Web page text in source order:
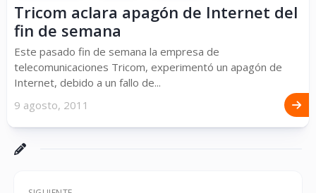
Tricom aclara apagón de Internet del
fin de semana
Este pasado fin de semana la empresa de
telecomunicaciones Tricom, experimentó un apagón de
Internet, debido a un fallo de...
9 agosto, 2011